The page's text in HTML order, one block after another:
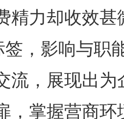
精力却收效甚
签，影响与
流，展现出
，掌握营商
任有效落实 一纸欠